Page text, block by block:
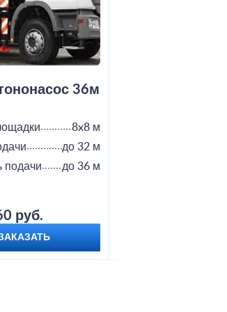
36м
8x8 м
до 32 м
подачи
до 36 м
руб.